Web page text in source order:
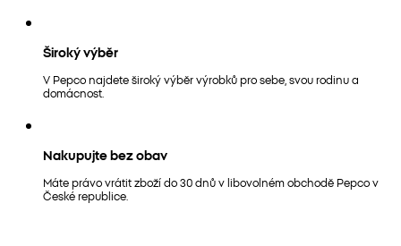
Široký výběr
V Pepco najdete široký výběr výrobků pro sebe, svou rodinu a
domácnost.
Nakupujte bez obav
Máte právo vrátit zboží do 30 dnů v libovolném obchodě Pepco v
České republice.